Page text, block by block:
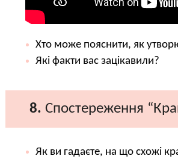
Хто може пояснити, як
Які факти вас зацікавили?
8. Спостереження
Як ви гадаєте, на що схожі